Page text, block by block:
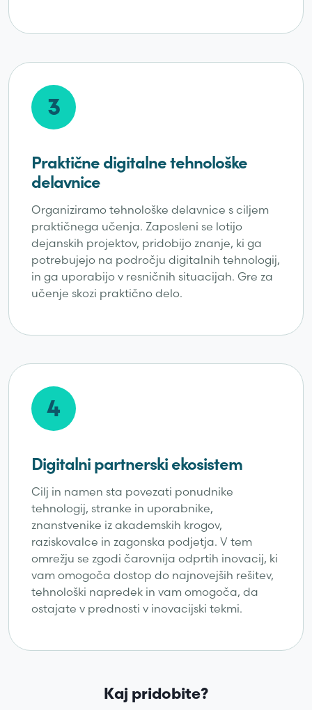
3
Praktične digitalne tehnološke
delavnice
Organiziramo tehnološke delavnice s ciljem
praktičnega učenja. Zaposleni se lotijo ​​
dejanskih projektov, pridobijo znanje, ki ga
potrebujejo na področju digitalnih tehnologij,
in ga uporabijo v resničnih situacijah. Gre za
učenje skozi praktično delo.
4
Digitalni partnerski ekosistem
Cilj in namen sta povezati ponudnike
tehnologij, stranke in uporabnike,
znanstvenike iz akademskih krogov,
raziskovalce in zagonska podjetja. V tem
omrežju se zgodi čarovnija odprtih inovacij, ki
vam omogoča dostop do najnovejših rešitev,
tehnološki napredek in vam omogoča, da
ostajate v prednosti v inovacijski tekmi.
Kaj pridobite?